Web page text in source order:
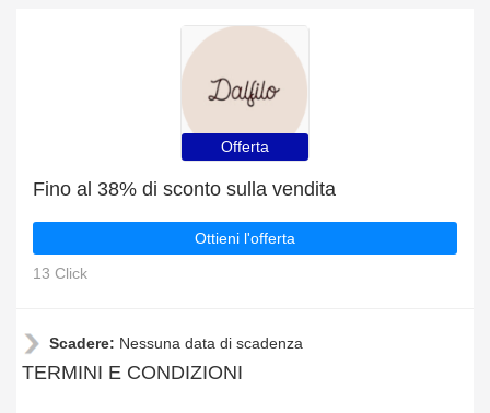
Offerta
Fino al 38% di sconto sulla vendita
Ottieni l'offerta
13 Click
Scadere: Nessuna data di scadenza
TERMINI E CONDIZIONI